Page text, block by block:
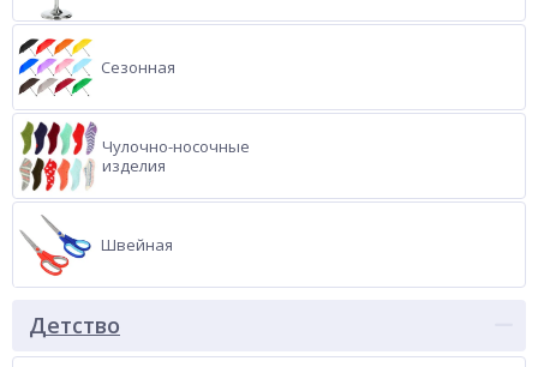
Сезонная
Чулочно-носочные
изделия
Швейная
Детство